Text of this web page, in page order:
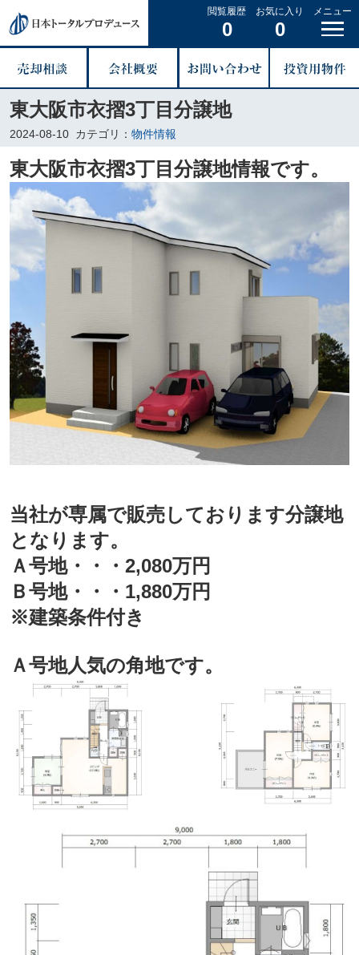
閲覧履歴
0
お気に入り
0
メニュー
東大阪市衣摺3丁目分譲地
2024-08-10 カテゴリ： 物件情報
東大阪市衣摺3丁目分譲地情報です。
当社が専属で販売しております分譲地
となります。
Ａ号地・・・2,080万円
Ｂ号地・・・1,880万円
※建築条件付き
Ａ号地人気の角地です。